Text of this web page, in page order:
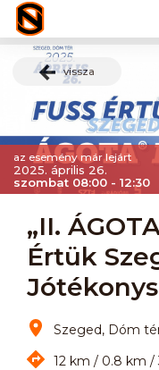
vissza
az esemény már lejárt
2025. április 26.
szombat 08:00 - 12:30
„II.
Értük
Szeged, Dóm
12 km / 0.8 km